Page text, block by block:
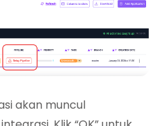
akan muncul